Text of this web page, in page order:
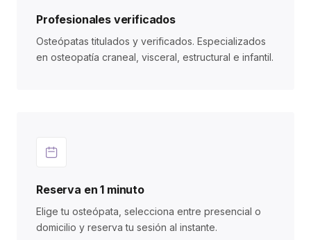
Profesionales verificados
Osteópatas titulados y verificados. Especializados
en osteopatía craneal, visceral, estructural e infantil.
Reserva en 1 minuto
Elige tu osteópata, selecciona entre presencial o
domicilio y reserva tu sesión al instante.